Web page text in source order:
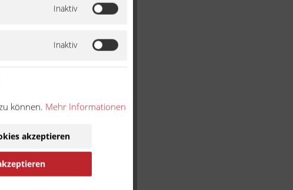
Inaktiv
Inaktiv
können. Mehr Informationen
akzeptieren